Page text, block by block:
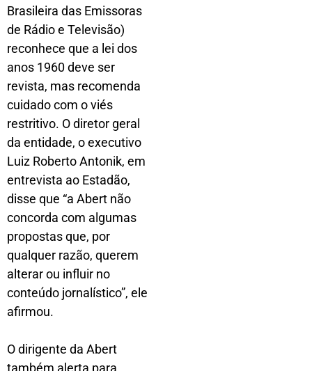
Brasileira das Emissoras
de Rádio e Televisão)
reconhece que a lei dos
anos 1960 deve ser
revista, mas recomenda
cuidado com o viés
restritivo. O diretor geral
da entidade, o executivo
Luiz Roberto Antonik, em
entrevista ao Estadão,
disse que “a Abert não
concorda com algumas
propostas que, por
qualquer razão, querem
alterar ou influir no
conteúdo jornalístico”, ele
afirmou.
O dirigente da Abert
também alerta para